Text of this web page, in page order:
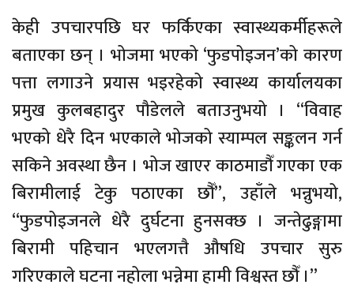
केही उपचारपछि घर फर्किएका स्वास्थ्यकर्मीहरूले
बताएका छन् । भोजमा भएको ‘फुडपोइजन’को कारण
पत्ता लगाउने प्रयास भइरहेको स्वास्थ्य कार्यालयका
प्रमुख कुलबहादुर पौडेलले बताउनुभयो । “विवाह
भएको धेरै दिन भएकाले भोजको स्याम्पल सङ्कलन गर्न
सकिने अवस्था छैन । भोज खाएर काठमाडौँ गएका एक
बिरामीलाई टेकु पठाएका छौँ”, उहाँले भन्नुभयो,
“फुडपोइजनले धेरै दुर्घटना हुनसक्छ । जन्तेढुङ्गामा
बिरामी पहिचान भएलगत्तै औषधि उपचार सुरु
गरिएकाले घटना नहोला भन्नेमा हामी विश्वस्त छौँ ।”